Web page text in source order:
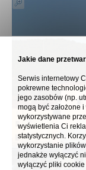
Jakie dane
Serwis internetowy
pokrewne
jego zasobów (np.
mogą być założone
wykorzystywane
wyświetlenia Ci
statystycznych.
wykorzystanie
jednakże wyłączyć
wyłączyć pliki